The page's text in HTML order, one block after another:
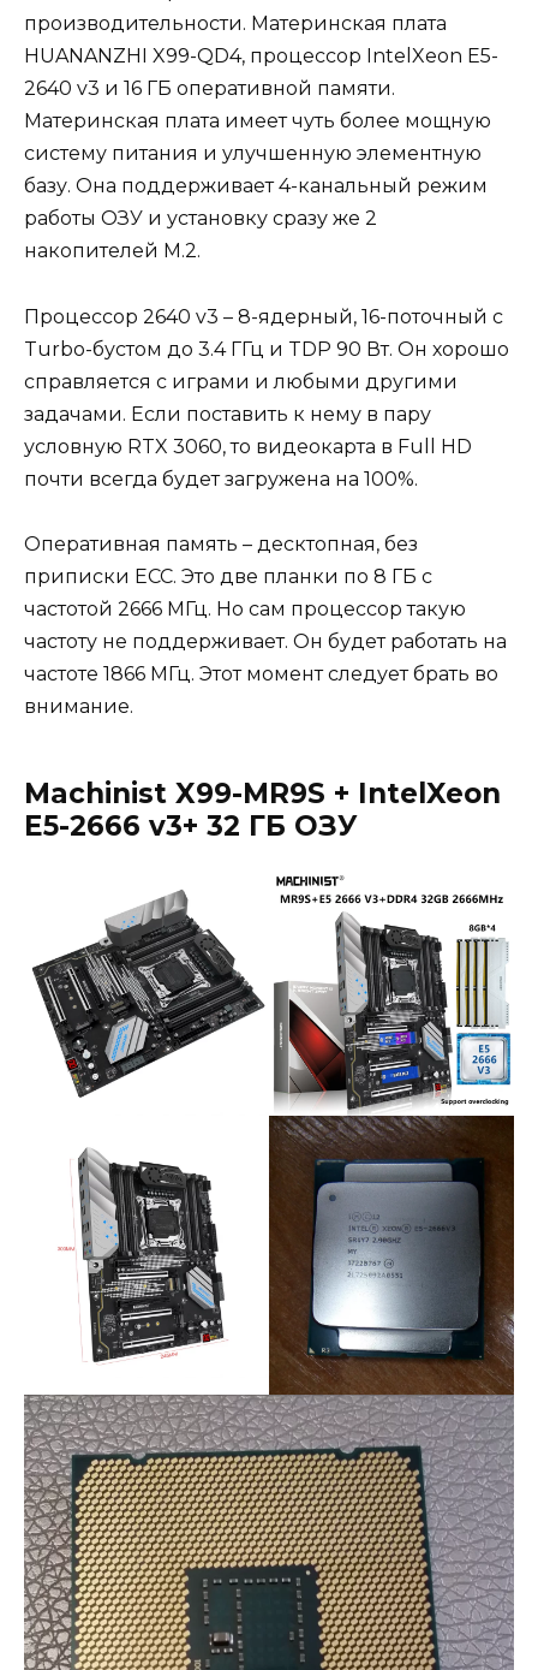
производительности. Материнская плата
HUANANZHI X99-QD4, процессор IntelXeon E5-
2640 v3 и 16 ГБ оперативной памяти.
Материнская плата имеет чуть более мощную
систему питания и улучшенную элементную
базу. Она поддерживает 4-канальный режим
работы ОЗУ и установку сразу же 2
накопителей M.2.
Процессор 2640 v3 – 8-ядерный, 16-поточный с
Turbo-бустом до 3.4 ГГц и TDP 90 Вт. Он хорошо
справляется с играми и любыми другими
задачами. Если поставить к нему в пару
условную RTX 3060, то видеокарта в Full HD
почти всегда будет загружена на 100%.
Оперативная память – десктопная, без
приписки ECC. Это две планки по 8 ГБ с
частотой 2666 МГц. Но сам процессор такую
частоту не поддерживает. Он будет работать на
частоте 1866 МГц. Этот момент следует брать во
внимание.
Machinist X99-MR9S + IntelXeon
E5-2666 v3+ 32 ГБ ОЗУ